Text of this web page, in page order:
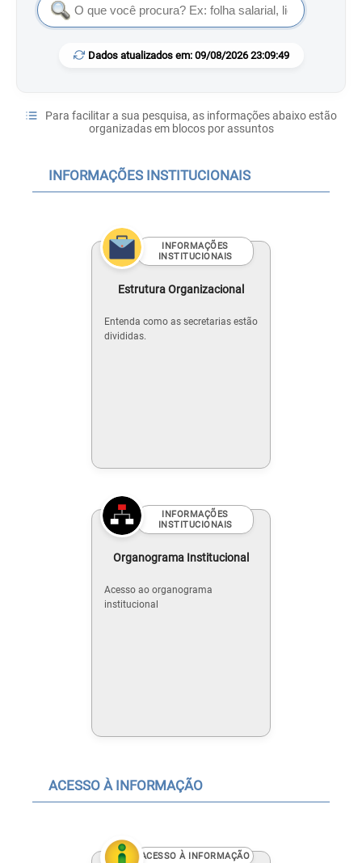
Dados atualizados em: 09/08/2026 23:09:49
Para facilitar a sua pesquisa, as informações abaixo estão
organizadas em blocos por assuntos
INFORMAÇÕES INSTITUCIONAIS
INFORMAÇÕES
INSTITUCIONAIS
Estrutura Organizacional
Entenda como as secretarias estão
divididas.
INFORMAÇÕES
INSTITUCIONAIS
Organograma Institucional
Acesso ao organograma
institucional
ACESSO À INFORMAÇÃO
ACESSO À INFORMAÇÃO